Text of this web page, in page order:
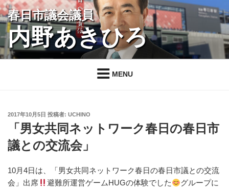
コ
ン
ツ
春日市議会議員
内野あきひろ
MENU
投
2017年10月5日 投稿者: UCHINO
「男女共同ネットワーク春日の春日市
議との交流会」
10月4日は、「男女共同ネットワーク春日の春日市議との交流
会」出席
避難所運営ゲームHUGの体験でした
グループに